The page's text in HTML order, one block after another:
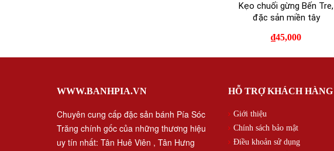
Kẹo chuối gừng Bến Tre,
đặc sản miền tây
₫45,000
WWW.BANHPIA.VN
Chuyên cung cấp đặc sản bánh Pía Sóc
Trăng chính gốc của những thương hiệu
uy tín nhất: Tân Huê Viên , Tân Hưng
HỖ TRỢ KHÁCH HÀNG
Giới thiệu
Chính sách bảo mật
Điều khoản sử dụng